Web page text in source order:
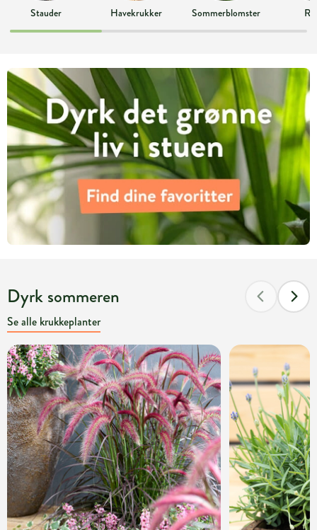
Stauder Havekrukker Sommerblomster
Dyrk sommeren
Se alle krukkeplanter